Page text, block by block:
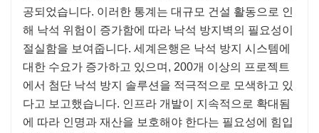
공되었습니다. 이러한 통계는 대규모 건설 활동으로 인
해 낙석 위험이 증가함에 따라 낙석 방지벽의 필요성이
절실함을 보여줍니다. 세계은행은 낙석 방지 시스템에
대한 수요가 증가하고 있으며, 200개 이상의 프로젝트
에서 첨단 낙석 방지 솔루션을 적극적으로 모색하고 있
다고 보고했습니다. 인프라 개발이 지속적으로 확대됨
에 따라 인명과 재산을 보호해야 한다는 필요성에 힘입